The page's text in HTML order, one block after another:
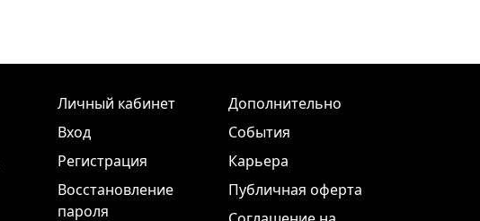
Личный кабинет
Вход
Регистрация
Восстановление
пароля
Дополнительно
События
Карьера
Публичная оферта